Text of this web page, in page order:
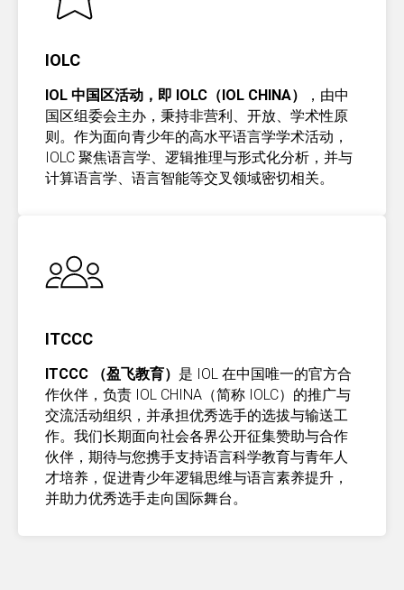
IOLC
IOL 中国区活动，即 IOLC（IOL CHINA）
，由中
国区组委会主办，秉持非营利、开放、学术性原
则。作为面向青少年的高水平语言学学术活动，
IOLC 聚焦语言学、逻辑推理与形式化分析，并与
计算语言学、语言智能等交叉领域密切相关。
ITCCC
ITCCC （盈飞教育） 是 IOL 在中国唯一的官方合
作伙伴，负责 IOL CHINA（简称 IOLC）的推广与
交流活动组织，并承担优秀选手的选拔与输送工
作。我们长期面向社会各界公开征集赞助与合作
伙伴，期待与您携手支持语言科学教育与青年人
才培养，促进青少年逻辑思维与语言素养提升，
并助力优秀选手走向国际舞台。